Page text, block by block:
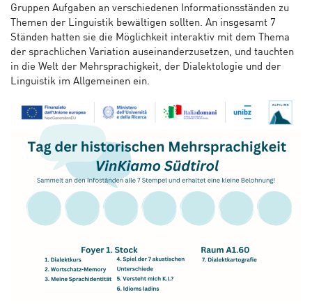
Gruppen Aufgaben an verschiedenen Informationsständen zu
Themen der Linguistik bewältigen sollten. An insgesamt 7
Ständen hatten sie die Möglichkeit interaktiv mit dem Thema
der sprachlichen Variation auseinanderzusetzen, und tauchten
in die Welt der Mehrsprachigkeit, der Dialektologie und der
Linguistik im Allgemeinen ein.